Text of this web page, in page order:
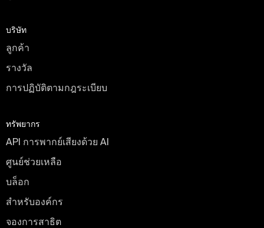
บริษัท
ลูกค้า
รางวัล
การปฏิบัติตามกฎระเบียบ
ทรัพยากร
API การพากย์เสียงด้วย AI
ศูนย์ช่วยเหลือ
บล็อก
สำหรับองค์กร
จองการสาธิต